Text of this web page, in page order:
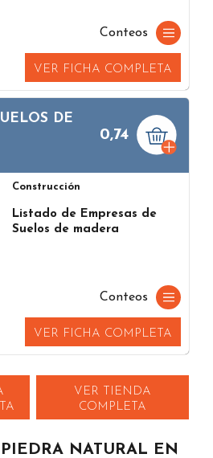
Conteos
VER FICHA COMPLETA
DE
0,74
Construcción
Listado de Empresas de
Suelos de madera
Conteos
VER FICHA COMPLETA
VER TIENDA
COMPLETA
NATURAL EN